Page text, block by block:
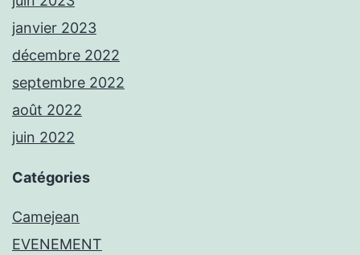
janvier 2023
décembre 2022
septembre 2022
août 2022
juin 2022
Catégories
Camejean
EVENEMENT